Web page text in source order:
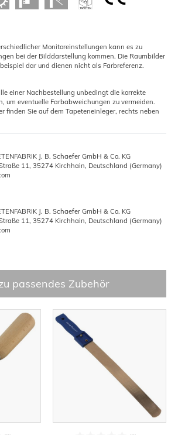
Monitoreinstellungen kann es zu
bei der Bilddarstellung kommen. Die Raumbilder
dar und dienen nicht als Farbreferenz.
einer Nachbestellung unbedingt die korrekte
um eventuelle Farbabweichungen zu vermeiden.
finden Sie auf dem Tapeteneinleger, rechts neben
J. B. Schaefer GmbH & Co. KG
11, 35274 Kirchhain, Deutschland (Germany)
J. B. Schaefer GmbH & Co. KG
11, 35274 Kirchhain, Deutschland (Germany)
passendes Zubehör